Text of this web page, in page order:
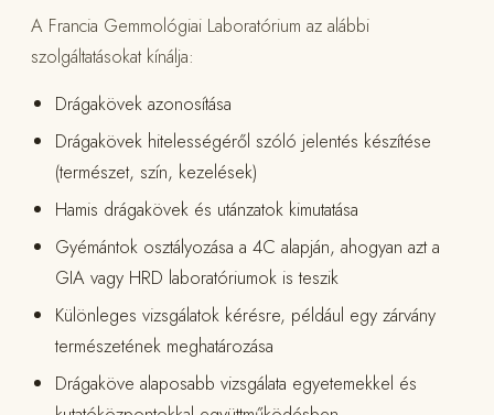
A Francia Gemmológiai Laboratórium az alábbi
szolgáltatásokat kínálja:
Drágakövek azonosítása
Drágakövek hitelességéről szóló jelentés készítése
(természet, szín, kezelések)
Hamis drágakövek és utánzatok kimutatása
Gyémántok osztályozása a 4C alapján, ahogyan azt a
GIA vagy HRD laboratóriumok is teszik
Különleges vizsgálatok kérésre, például egy zárvány
természetének meghatározása
Drágaköve alaposabb vizsgálata egyetemekkel és